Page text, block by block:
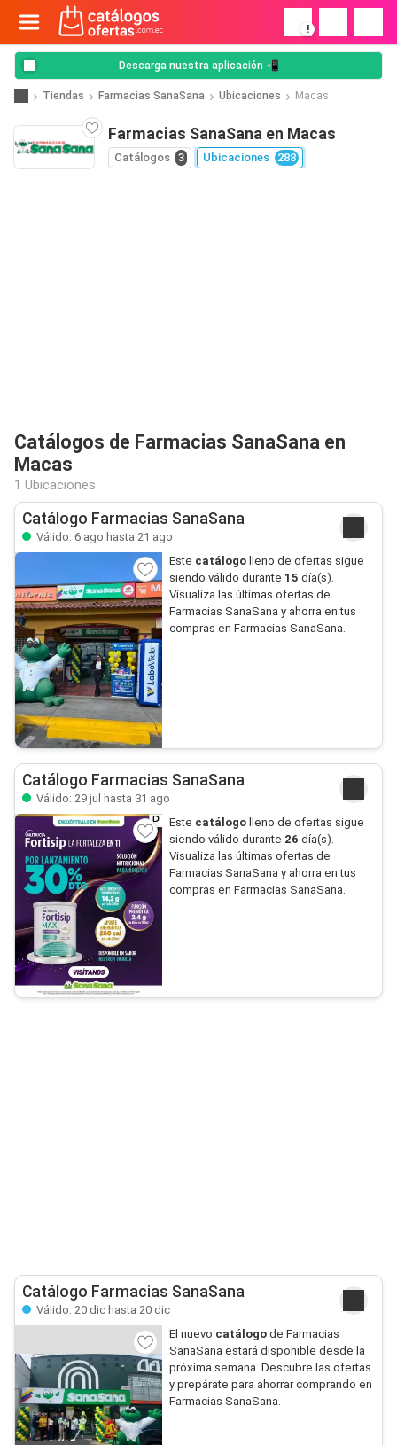
!
Descarga nuestra aplicación 📲
Tiendas Farmacias SanaSana Ubicaciones Macas
Farmacias SanaSana en Macas
Catálogos 3 Ubicaciones 288
Catálogos de Farmacias SanaSana en
Macas
1 Ubicaciones
Catálogo Farmacias SanaSana
Válido: 6 ago hasta 21 ago
Este catálogo lleno de ofertas sigue
siendo válido durante 15 día(s).
Visualiza las últimas ofertas de
Farmacias SanaSana y ahorra en tus
compras en Farmacias SanaSana.
Catálogo Farmacias SanaSana
Válido: 29 jul hasta 31 ago
Este catálogo lleno de ofertas sigue
siendo válido durante 26 día(s).
Visualiza las últimas ofertas de
Farmacias SanaSana y ahorra en tus
compras en Farmacias SanaSana.
Catálogo Farmacias SanaSana
Válido: 20 dic hasta 20 dic
El nuevo catálogode Farmacias
SanaSana estará disponible desde la
próxima semana. Descubre las ofertas
y prepárate para ahorrar comprando en
Farmacias SanaSana.